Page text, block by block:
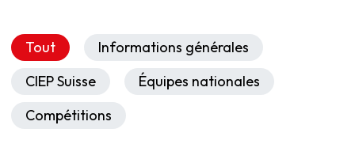
Tout
Informations générales
CIEP Suisse
Équipes nationales
Compétitions